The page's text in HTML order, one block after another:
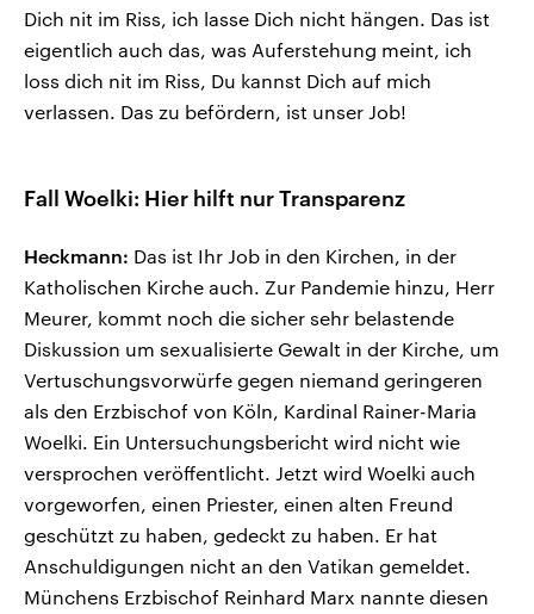
Dich nit im Riss, ich lasse Dich nicht hängen. Das ist
eigentlich auch das, was Auferstehung meint, ich
loss dich nit im Riss, Du kannst Dich auf mich
verlassen. Das zu befördern, ist unser Job!
Fall Woelki: Hier hilft nur Transparenz
Heckmann: Das ist Ihr Job in den Kirchen, in der
Katholischen Kirche auch. Zur Pandemie hinzu, Herr
Meurer, kommt noch die sicher sehr belastende
Diskussion um sexualisierte Gewalt in der Kirche, um
Vertuschungsvorwürfe gegen niemand geringeren
als den Erzbischof von Köln, Kardinal Rainer-Maria
Woelki. Ein Untersuchungsbericht wird nicht wie
versprochen veröffentlicht. Jetzt wird Woelki auch
vorgeworfen, einen Priester, einen alten Freund
geschützt zu haben, gedeckt zu haben. Er hat
Anschuldigungen nicht an den Vatikan gemeldet.
Münchens Erzbischof Reinhard Marx nannte diesen